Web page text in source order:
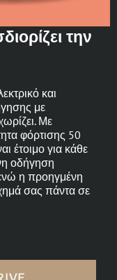
την
και
με
Με
φόρτισης 50
έτοιμο για κάθε
οδήγηση
η προηγμένη
σας πάντα σε